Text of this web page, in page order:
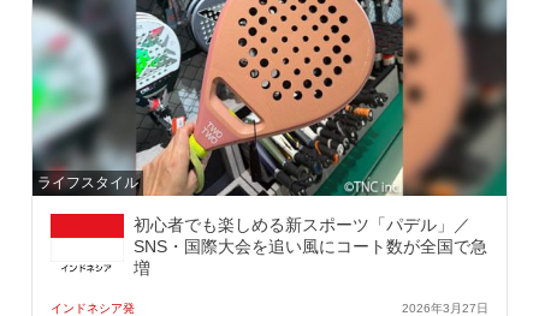
ライフスタイル
初心者でも楽しめる新スポーツ「パデル」／
SNS・国際大会を追い風にコート数が全国で急
増
インドネシア発 2026年3月27日